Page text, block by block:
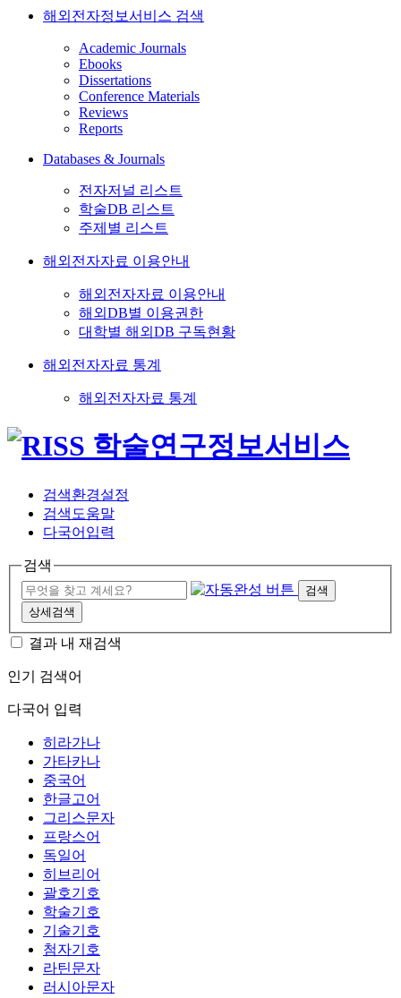
해외전자정보서비스 검색
Academic Journals
Ebooks
Dissertations
Conference Materials
Reviews
Reports
Databases & Journals
전자저널 리스트
학술DB 리스트
주제별 리스트
해외전자자료 이용안내
해외전자자료 이용안내
해외DB별 이용권한
대학별 해외DB 구독현황
해외전자자료 통계
해외전자자료 통계
검색환경설정
검색도움말
다국어입력
검색
검색
상세검색
결과 내 재검색
인기 검색어
다국어 입력
히라가나
가타카나
중국어
한글고어
그리스문자
프랑스어
독일어
히브리어
괄호기호
학술기호
기술기호
첨자기호
라틴문자
러시아문자